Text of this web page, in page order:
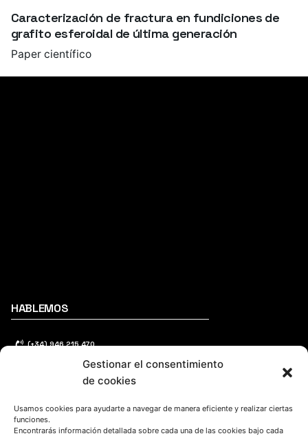
Gestionar el consentimiento
de cookies
Usamos cookies para ayudarte a navegar de manera eficiente y realizar ciertas
funciones.
Encontrarás información detallada sobre cada una de las cookies bajo cada
Caracterización de fractura en fundiciones de
grafito esferoidal de última generación
Paper científico
HABLEMOS
(+34) 946 215 470
Cómo llegar a AZTERLAN